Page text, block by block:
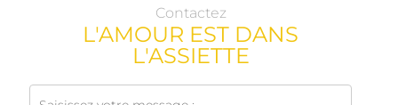
Contactez
L'AMOUR EST DANS
L'ASSIETTE